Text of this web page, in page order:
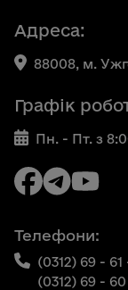
Адреса:
88008, м.
Графік
Пн. - Пт. з
Телефони:
(0312) 69 -
(0312) 69 -